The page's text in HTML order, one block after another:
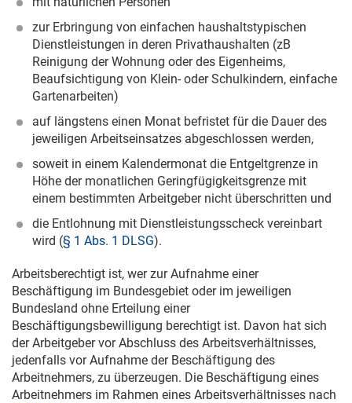
zur Erbringung von einfachen haushaltstypischen
Dienstleistungen in deren Privathaushalten (zB
Reinigung der Wohnung oder des Eigenheims,
Beaufsichtigung von Klein- oder Schulkindern, einfache
Gartenarbeiten)
auf längstens einen Monat befristet für die Dauer des
jeweiligen Arbeitseinsatzes abgeschlossen werden,
soweit in einem Kalendermonat die Entgeltgrenze in
Höhe der monatlichen Geringfügigkeitsgrenze mit
einem bestimmten Arbeitgeber nicht überschritten und
die Entlohnung mit Dienstleistungsscheck vereinbart
wird (§ 1 Abs. 1 DLSG).
Arbeitsberechtigt ist, wer zur Aufnahme einer
Beschäftigung im Bundesgebiet oder im jeweiligen
Bundesland ohne Erteilung einer
Beschäftigungsbewilligung berechtigt ist. Davon hat sich
der Arbeitgeber vor Abschluss des Arbeitsverhältnisses,
jedenfalls vor Aufnahme der Beschäftigung des
Arbeitnehmers, zu überzeugen. Die Beschäftigung eines
Arbeitnehmers im Rahmen eines Arbeitsverhältnisses nach